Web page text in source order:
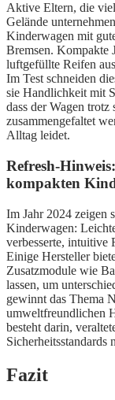
Aktive Eltern, die
Gelände
Kinderwagen mit
Bremsen. Kompakte
luftgefüllte Reifen
Im Test schneiden
sie Handlichkeit mit
dass der Wagen
zusammengefaltet
Alltag leidet.
Refresh-
kompakten
Im Jahr 2024 zeigen
Kinderwagen:
verbesserte, intuitive
Einige Hersteller
Zusatzmodule wie
lassen, um
gewinnt das Thema
umweltfreundlichen
besteht darin,
Sicherheitsstandards
Fazit